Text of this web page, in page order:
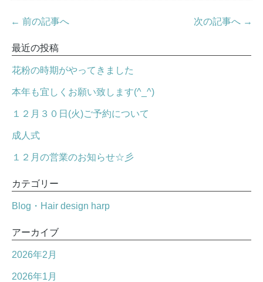
← 前の記事へ 次の記事へ →
最近の投稿
花粉の時期がやってきました
本年も宜しくお願い致します(^_^)
１２月３０日(火)ご予約について
成人式
１２月の営業のお知らせ☆彡
カテゴリー
Blog・Hair design harp
アーカイブ
2026年2月
2026年1月